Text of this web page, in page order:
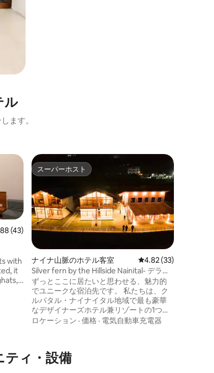
ル
ます。
ュー43件、5つ星中4.88つ星の平均評価
(43)
with
it
スーパーホスト
スーパーホスト
ナイナ山脈のホテル客室 レビュー33件、5つ
4.82 (33)
Silver fern by the Hillside Nainital- デラッ
クスルーム
ずっとここに居たいと思わせる、魅力的
でユニークな宿泊先です。 私たちは、ク
ルパタル・ナイナイタル地域で最も豪華
なデザイナーズホテル兼リゾートの1つで
す。 片側には高い松の木と古い杉の木
らわずか7 kmのところにあり、クルパタ
ルのRusiバイパス道路沿いにあります。
ロケーション · 価格 · 電気自動車充電器
テ⁠ィ⁠・設⁠備